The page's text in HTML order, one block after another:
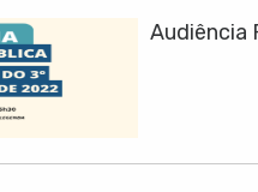
Audiência